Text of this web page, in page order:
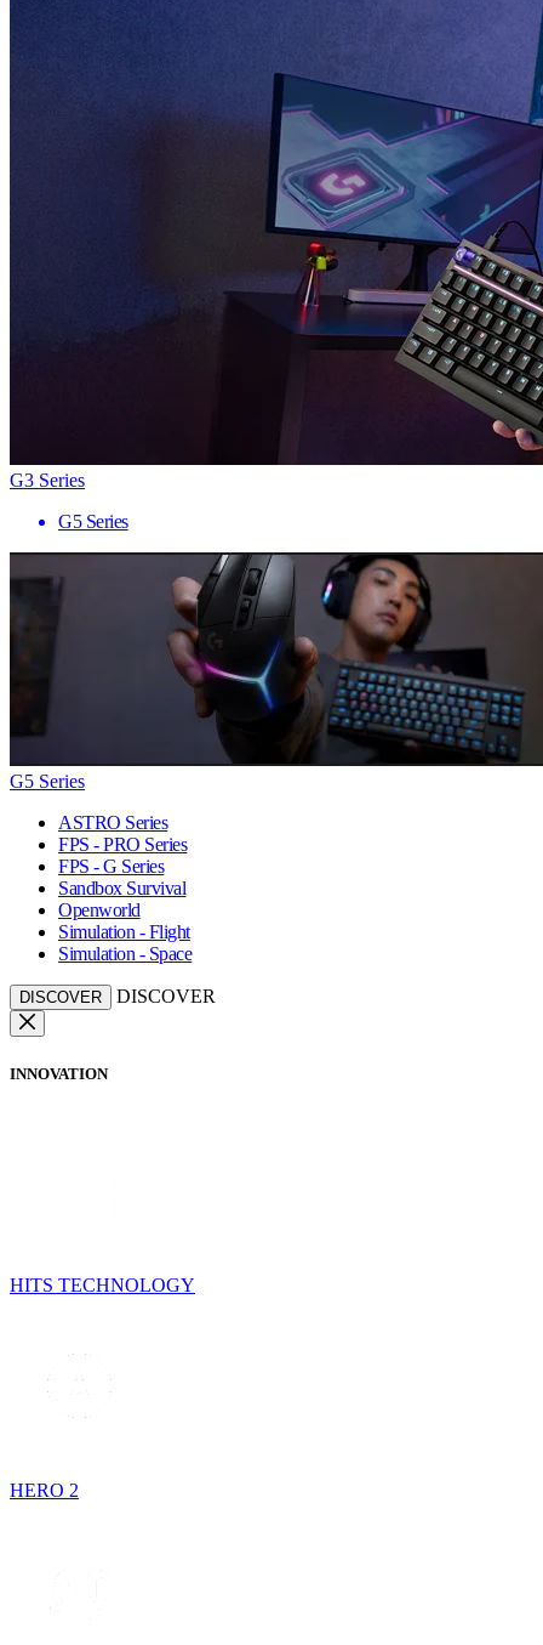
G3 Series
G5 Series
G5 Series
ASTRO Series
FPS - PRO Series
FPS - G Series
Sandbox Survival
Openworld
Simulation - Flight
Simulation - Space
DISCOVER DISCOVER
INNOVATION
HITS TECHNOLOGY
HERO 2